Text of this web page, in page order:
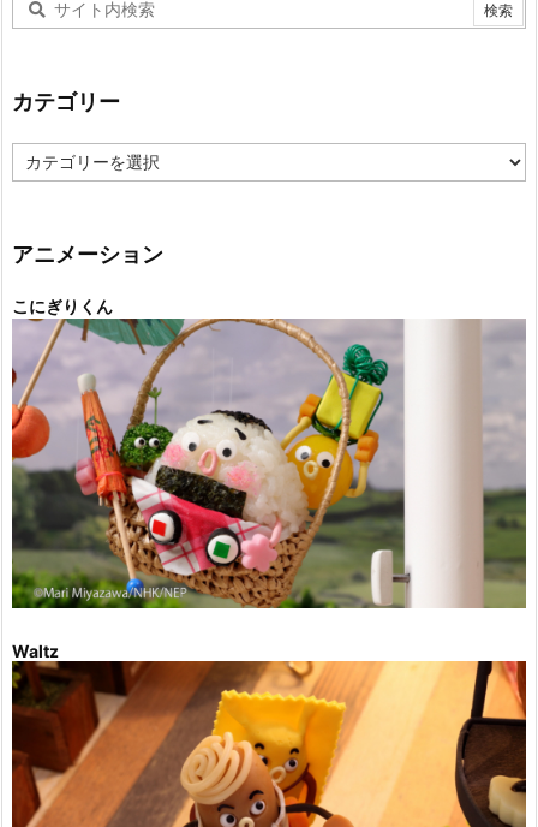
カテゴリー
テ
ー
アニメーション
こにぎりくん
Waltz